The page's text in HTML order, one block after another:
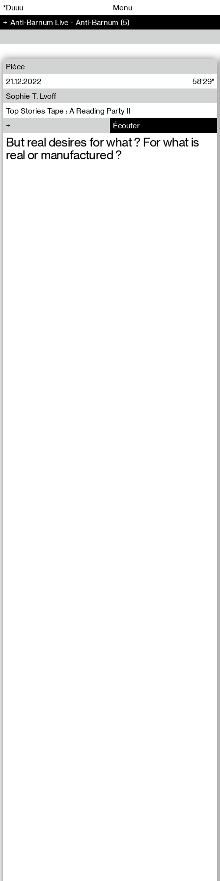
*Duuu
Menu
Anti-Barnum Live - Anti-Barnum (5)
Pièce
21.12.2022
58'29"
Top Stories Tape : A Reading Party II
Sophie T. Lvoff
Écouter
But real desires for what ? For what is
real or manufactured ?
00 00
00 00